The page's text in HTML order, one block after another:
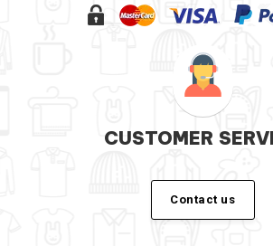
CUSTOMER
Contact us